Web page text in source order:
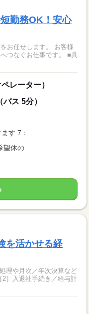
勤務OK！安心
お任せします。 お客様
つなぐお仕事です。 ■具
レーター）
ス 5分）
す 7：...
望休の...
を活かせる経
理や月次／年次決算など
］入退社手続き／給与計